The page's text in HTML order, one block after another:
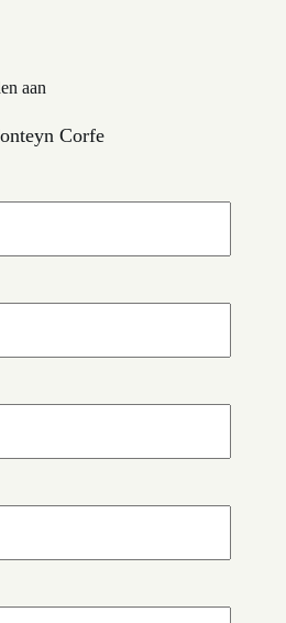
aan
Corfe